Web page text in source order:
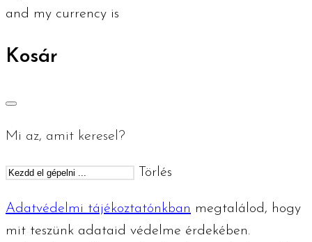
and my currency is
Kosár
Mi az, amit keresel?
Törlés
Adatvédelmi tájékoztatónkban megtalálod, hogy
mit teszünk adataid védelme érdekében.